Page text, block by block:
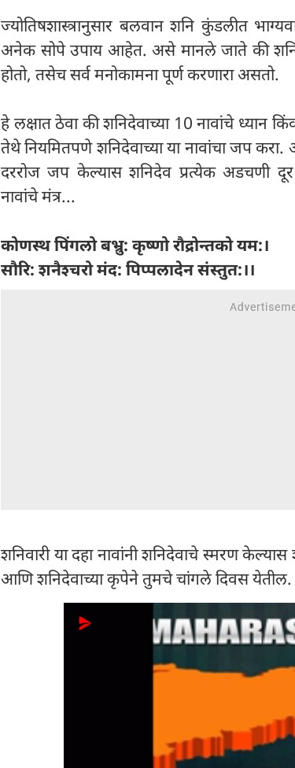
ज्योतिषशास्त्रानुसार बलवान शनि कुंडलीत
अनेक सोपे उपाय आहेत. असे मानले जाते की
होतो, तसेच सर्व मनोकामना पूर्ण करणारा असतो.
हे लक्षात ठेवा की शनिदेवाच्या 10 नावांचे ध्यान
तेथे नियमितपणे शनिदेवाच्या या नावांचा जप करा.
दररोज जप केल्यास शनिदेव प्रत्येक अडचणी
नावांचे मंत्र...
कोणस्थ पिंगलो बभ्रु: कृष्णो रौद्रोन्तको यम:।
सौरि: शनैश्चरो मंद: पिप्पलादेन संस्तुत:।।
शनिवारी या दहा नावांनी शनिदेवाचे स्मरण
आणि शनिदेवाच्या कृपेने तुमचे चांगले दिवस येतील.